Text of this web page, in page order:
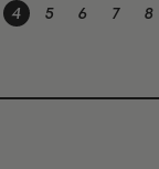
4 5 6 7 8